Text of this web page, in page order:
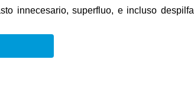
innecesario, superfluo, e incluso